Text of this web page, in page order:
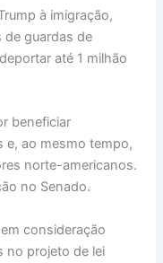
à imigração,
de guardas de
até 1 milhão
beneficiar
e, ao mesmo tempo,
norte-americanos.
no Senado.
consideração
no projeto de lei